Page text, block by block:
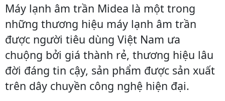
Máy lạnh âm trần Midea là một trong
những thương hiệu máy lạnh âm trần
được người tiêu dùng Việt Nam ưa
chuộng bởi giá thành rẻ, thương hiệu lâu
đời đáng tin cậy, sản phẩm được sản xuất
trên dây chuyền công nghệ hiện đại.